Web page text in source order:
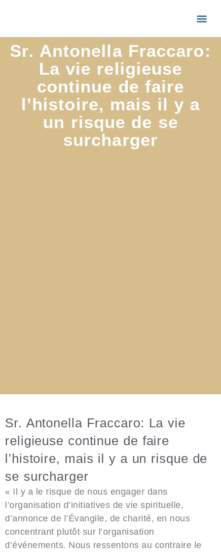
Sr. Antonella Fraccaro:
La vie religieuse
continue de faire
l’histoire, mais il y a
un risque de se
surcharger
Sr. Antonella Fraccaro: La vie
religieuse continue de faire
l’histoire, mais il y a un risque de
se surcharger
« Il y a le risque de nous engager dans
l’organisation d’initiatives de vie spirituelle,
d’annonce de l’Évangile, de charité, en nous
concentrant plutôt sur l’organisation
d’événements. Nous ressentons au contraire le